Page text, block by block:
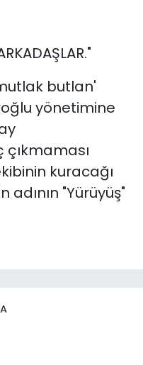
butlan'
yönetimine
kuracağı
"Yürüyüş"